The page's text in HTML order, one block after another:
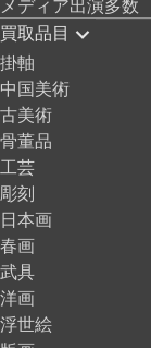
買取品目
掛軸
中国美術
古美術
骨董品
工芸
彫刻
日本画
春画
武具
洋画
浮世絵